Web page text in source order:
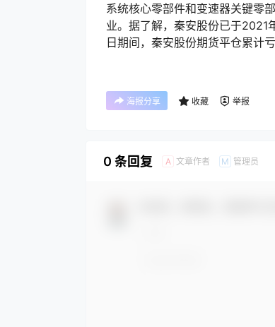
系统核心零部件和变速器关键零
业。据了解，秦安股份已于2021
日期间，秦安股份期货平仓累计
海报分享 收藏 举报
0 条回复 A 文章作者 M 管理员